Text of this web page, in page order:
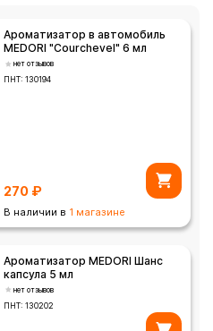
Ароматизатор в автомобиль
MEDORI "Courchevel" 6 мл
нет отзывов
ПНТ:130194
270 ₽
В наличии в 1 магазине
Ароматизатор MEDORI Шанс
капсула 5 мл
нет отзывов
ПНТ:130202